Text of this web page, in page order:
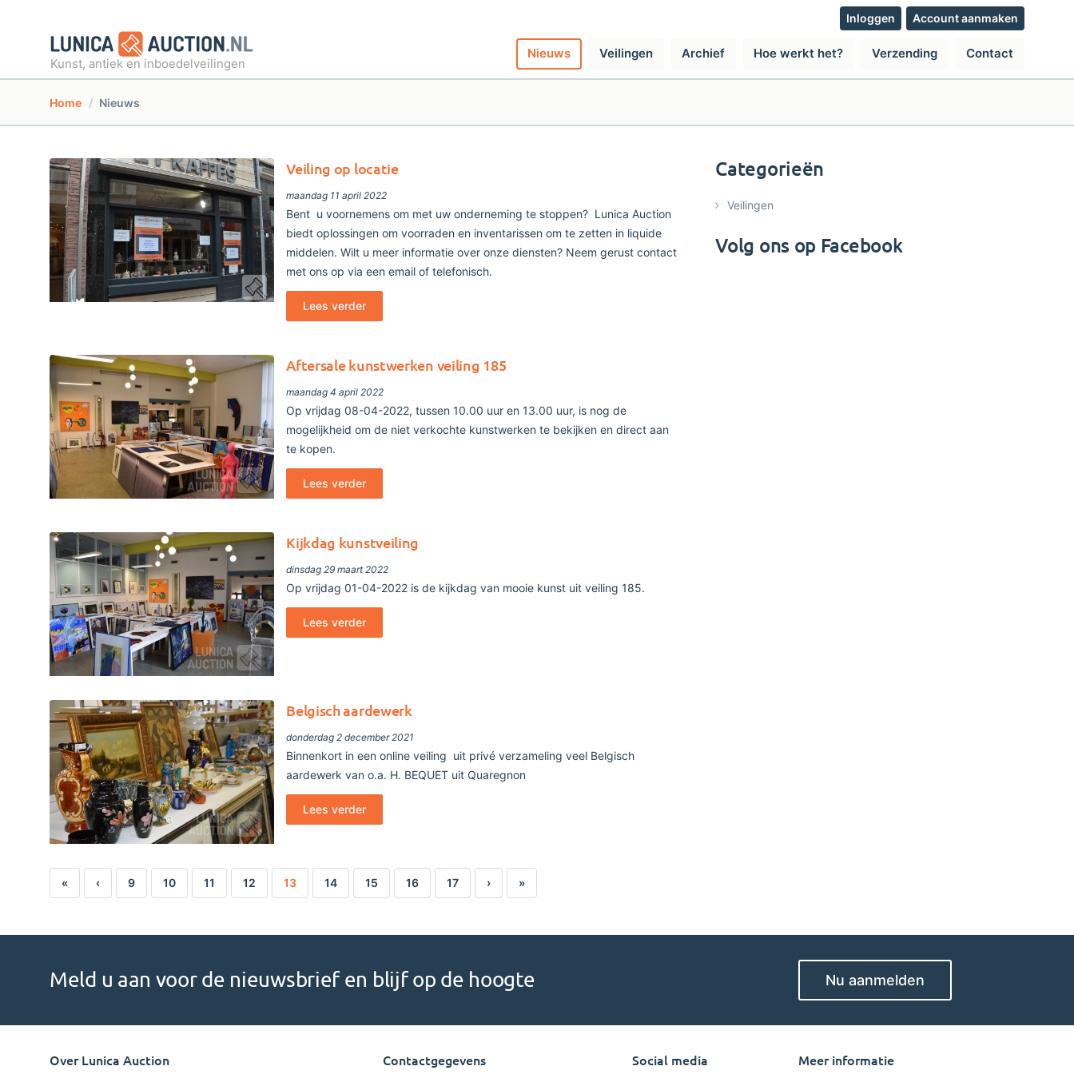
Inloggen Account aanmaken
Kunst, antiek en inboedelveilingen
Nieuws Veilingen Archief Hoe werkt het? Verzending Contact
Home Nieuws
Veiling op locatie
maandag 11 april 2022
Bent u voornemens om met uw onderneming te stoppen? Lunica Auction
biedt oplossingen om voorraden en inventarissen om te zetten in liquide
middelen. Wilt u meer informatie over onze diensten? Neem gerust contact
met ons op via een email of telefonisch.
Lees verder
Aftersale kunstwerken veiling 185
maandag 4 april 2022
Op vrijdag 08-04-2022, tussen 10.00 uur en 13.00 uur, is nog de
mogelijkheid om de niet verkochte kunstwerken te bekijken en direct aan
te kopen.
Lees verder
Kijkdag kunstveiling
dinsdag 29 maart 2022
Op vrijdag 01-04-2022 is de kijkdag van mooie kunst uit veiling 185.
Lees verder
Belgisch aardewerk
donderdag 2 december 2021
Binnenkort in een online veiling uit privé verzameling veel Belgisch
aardewerk van o.a. H. BEQUET uit Quaregnon
Lees verder
« ‹ 9 10 11 12 13 14 15 16 17 › »
Categorieën
Veilingen
Volg ons op Facebook
Meld u aan voor de nieuwsbrief en blijf op de hoogte Nu aanmelden
Over Lunica Auction Contactgegevens Social media Meer informatie